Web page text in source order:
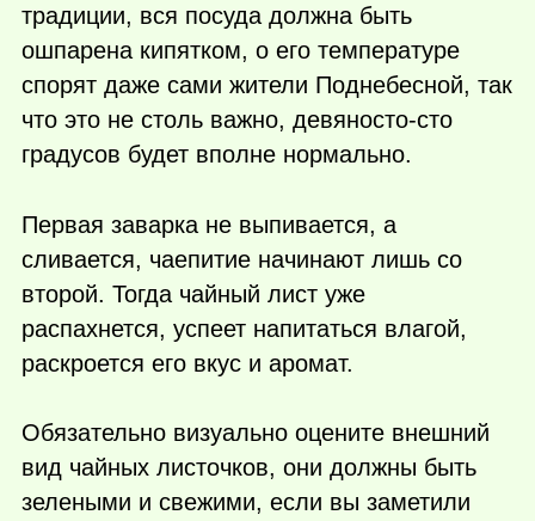
традиции, вся посуда должна быть
ошпарена кипятком, о его температуре
спорят даже сами жители Поднебесной, так
что это не столь важно, девяносто-сто
градусов будет вполне нормально.
Первая заварка не выпивается, а
сливается, чаепитие начинают лишь со
второй. Тогда чайный лист уже
распахнется, успеет напитаться влагой,
раскроется его вкус и аромат.
Обязательно визуально оцените внешний
вид чайных листочков, они должны быть
зелеными и свежими, если вы заметили